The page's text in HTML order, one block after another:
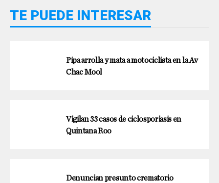
TE PUEDE INTERESAR
Pipa arrolla y mata a motociclista en la Av
Chac Mool
Vigilan 33 casos de ciclosporiasis en
Quintana Roo
Denuncian presunto crematorio